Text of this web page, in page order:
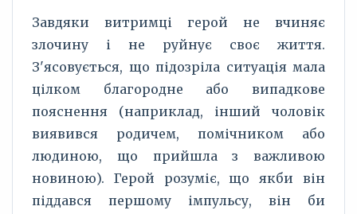
Завдяки витримці герой не вчиняє
злочину і не руйнує своє життя.
З'ясовується, що підозріла ситуація мала
цілком благородне або випадкове
пояснення (наприклад, інший чоловік
виявився родичем, помічником або
людиною, що прийшла з важливою
новиною). Герой розуміє, що якби він
піддався першому імпульсу, він би